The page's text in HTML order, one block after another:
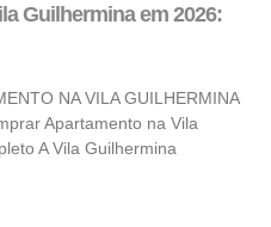
Guilhermina em 2026:
NA VILA GUILHERMINA
Apartamento na Vila
A Vila Guilhermina